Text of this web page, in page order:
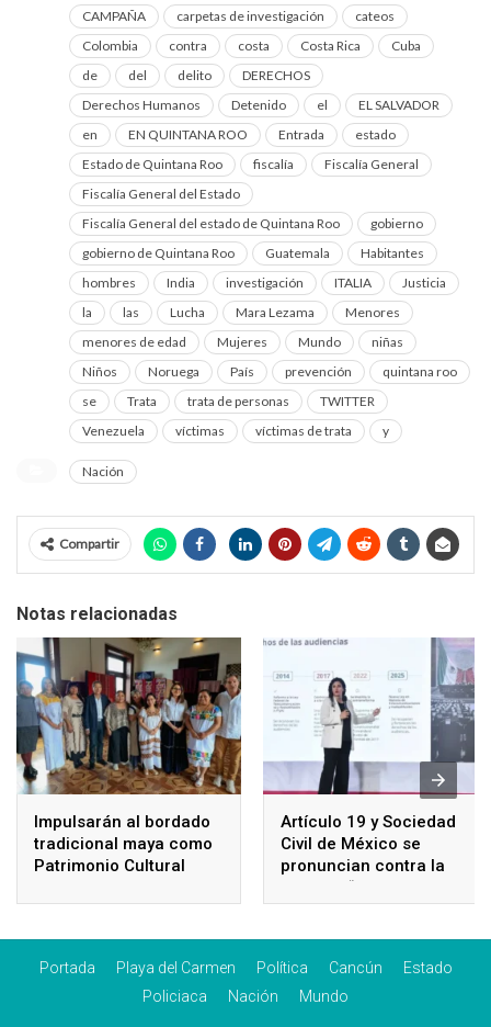
CAMPAÑA
carpetas de investigación
cateos
Colombia
contra costa Costa Rica
Cuba
de
del delito
DERECHOS
Derechos Humanos
Detenido el
EL SALVADOR
en
EN QUINTANA ROO Entrada
estado
Estado de Quintana Roo
fiscalía
Fiscalía General
Fiscalía General del Estado
Fiscalía General del estado de Quintana Roo
gobierno
gobierno de Quintana Roo
Guatemala
Habitantes
hombres
India investigación ITALIA
Justicia
la
las Lucha Mara Lezama
Menores
menores de edad
Mujeres Mundo
niñas
Niños
Noruega País prevención
quintana roo
se
Trata trata de personas
TWITTER
Venezuela
víctimas víctimas de trata y
Nación
Compartir
Notas relacionadas
Impulsarán al bordado
tradicional maya como
Patrimonio Cultural
Humanidad
Artículo 19 y Sociedad
Civil de México se
pronuncian contra la
llamada “Ley censura”
Portada Playa del Carmen Política Cancún
Estado
Policiaca
Nación Mundo